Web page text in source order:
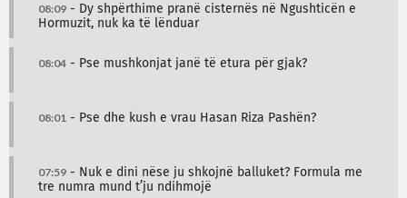
08:09 - Dy shpërthime pranë cisternës në Ngushticën e
Hormuzit, nuk ka të lënduar
08:04 - Pse mushkonjat janë të etura për gjak?
08:01 - Pse dhe kush e vrau Hasan Riza Pashën?
07:59 - Nuk e dini nëse ju shkojnë balluket? Formula me
tre numra mund t’ju ndihmojë